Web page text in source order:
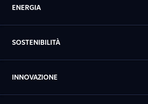
ENERGIA
SOSTENIBILITÀ
INNOVAZIONE